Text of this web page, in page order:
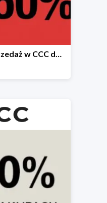
Sezonowa wyprzedaż w CCC do -50%